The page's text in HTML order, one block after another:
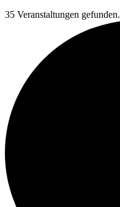
35 Veranstaltungen gefunden.